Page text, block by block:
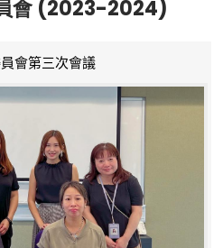
會 (2023-2024)
會第三次會議